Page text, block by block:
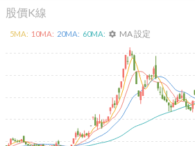
股價K線
5MA: 10MA: 20MA: 60MA: settings MA 設定